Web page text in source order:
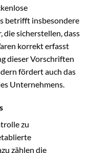
betrifft insbesondere
die sicherstellen, dass
korrekt erfasst
dieser Vorschriften
fördert auch das
Unternehmens.
zu
zählen die